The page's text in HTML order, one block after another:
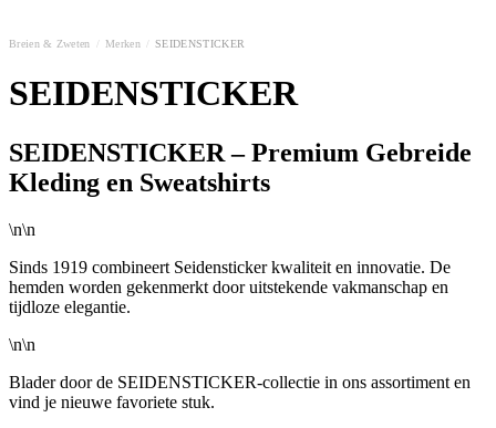
Breien & Zweten Merken SEIDENSTICKER
SEIDENSTICKER
SEIDENSTICKER – Premium Gebreide
Kleding en Sweatshirts
\n\n
Sinds 1919 combineert Seidensticker kwaliteit en innovatie. De
hemden worden gekenmerkt door uitstekende vakmanschap en
tijdloze elegantie.
\n\n
Blader door de SEIDENSTICKER-collectie in ons assortiment en
vind je nieuwe favoriete stuk.